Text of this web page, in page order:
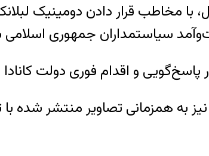
مخاطب قرار دادن دومینیک
سیاستمداران جمهوری اسلامی
پاسخ‌گویی و اقدام فوری دولت
به همزمانی تصاویر منتشر